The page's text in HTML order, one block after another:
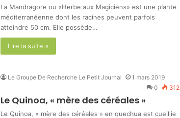
La Mandragore ou «Herbe aux Magiciens» est une plante
méditerranéenne dont les racines peuvent parfois
atteindre 50 cm. Elle possède…
Lire la suite »
Le Groupe De Recherche Le Petit Journal
1 mars 2019
0
312
Le Quinoa, « mère des céréales »
Le Quinoa, « mère des céréales » en quechua est cueillie